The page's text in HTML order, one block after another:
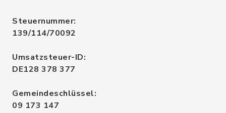
Steuernummer:
139/114/70092
Umsatzsteuer-ID:
DE128 378 377
Gemeindeschlüssel:
09 173 147